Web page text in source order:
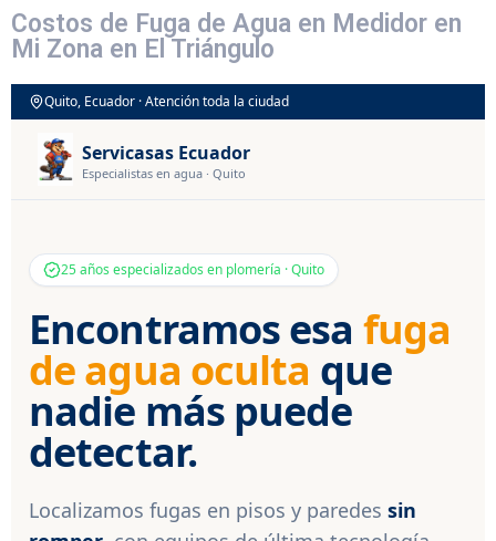
Costos de Fuga de Agua en Medidor en
Mi Zona en El Triángulo